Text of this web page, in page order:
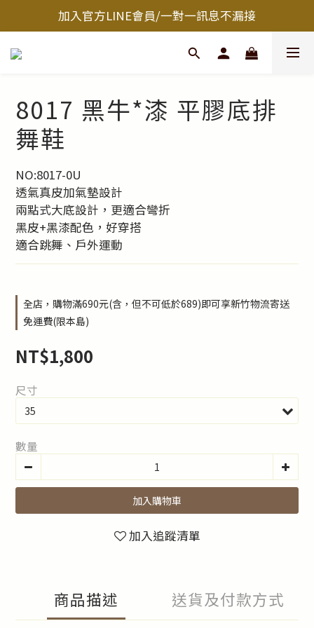
加入官方LINE會員/一對一訊息不漏接
8017 黑牛*漆 平膠底排
舞鞋
NO:8017-0U
透氣真皮加氣墊設計
兩點式大底設計，更適合彎折
黑皮+黑漆配色，好穿搭
適合跳舞、戶外運動
全店，購物滿690元(含，但不可低於689)即可享新竹物流寄送
免運費(限本島)
NT$1,800
尺寸
數量
加入購物車
加入追蹤清單
商品描述 送貨及付款方式